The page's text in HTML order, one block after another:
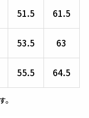
51.5 61.5
53.5 63
55.5 64.5